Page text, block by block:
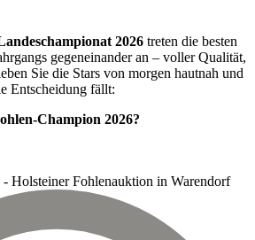
2026 treten die besten
gegeneinander an – voller Qualität,
Sie die Stars von morgen hautnah und
Entscheidung fällt:
Champion 2026?
Holsteiner Fohlenauktion in Warendorf